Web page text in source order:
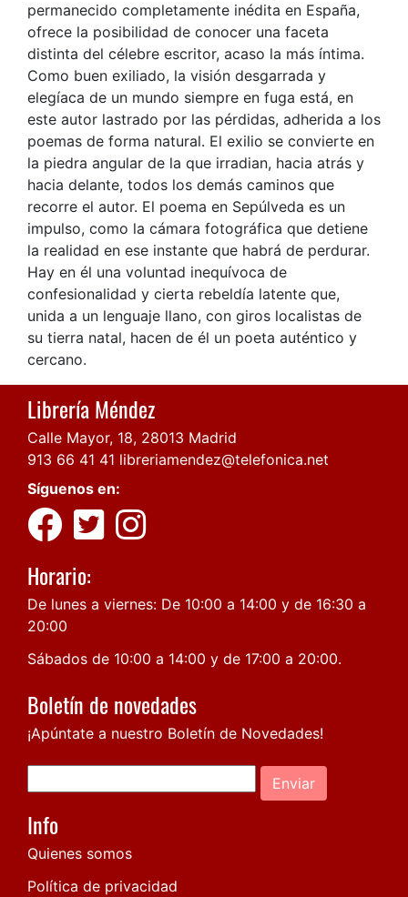
permanecido completamente inédita en España,
ofrece la posibilidad de conocer una faceta
distinta del célebre escritor, acaso la más íntima.
Como buen exiliado, la visión desgarrada y
elegíaca de un mundo siempre en fuga está, en
este autor lastrado por las pérdidas, adherida a los
poemas de forma natural. El exilio se convierte en
la piedra angular de la que irradian, hacia atrás y
hacia delante, todos los demás caminos que
recorre el autor. El poema en Sepúlveda es un
impulso, como la cámara fotográfica que detiene
la realidad en ese instante que habrá de perdurar.
Hay en él una voluntad inequívoca de
confesionalidad y cierta rebeldía latente que,
unida a un lenguaje llano, con giros localistas de
su tierra natal, hacen de él un poeta auténtico y
cercano.
Librería Méndez
Calle Mayor, 18, 28013 Madrid
913 66 41 41 libreriamendez@telefonica.net
Síguenos en:
Horario:
De lunes a viernes: De 10:00 a 14:00 y de 16:30 a
20:00
Sábados de 10:00 a 14:00 y de 17:00 a 20:00.
Boletín de novedades
¡Apúntate a nuestro Boletín de Novedades!
Enviar
Info
Quienes somos
Política de privacidad